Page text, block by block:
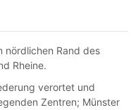
nördlichen Rand des
Rheine.
verortet und
Zentren; Münster